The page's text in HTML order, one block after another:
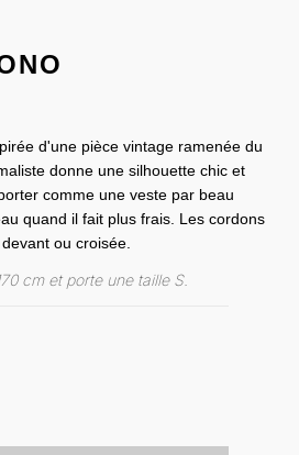
d'une pièce vintage ramenée du
donne une silhouette chic et
comme une veste par beau
quand il fait plus frais. Les cordons
ou croisée.
cm et porte une taille S.